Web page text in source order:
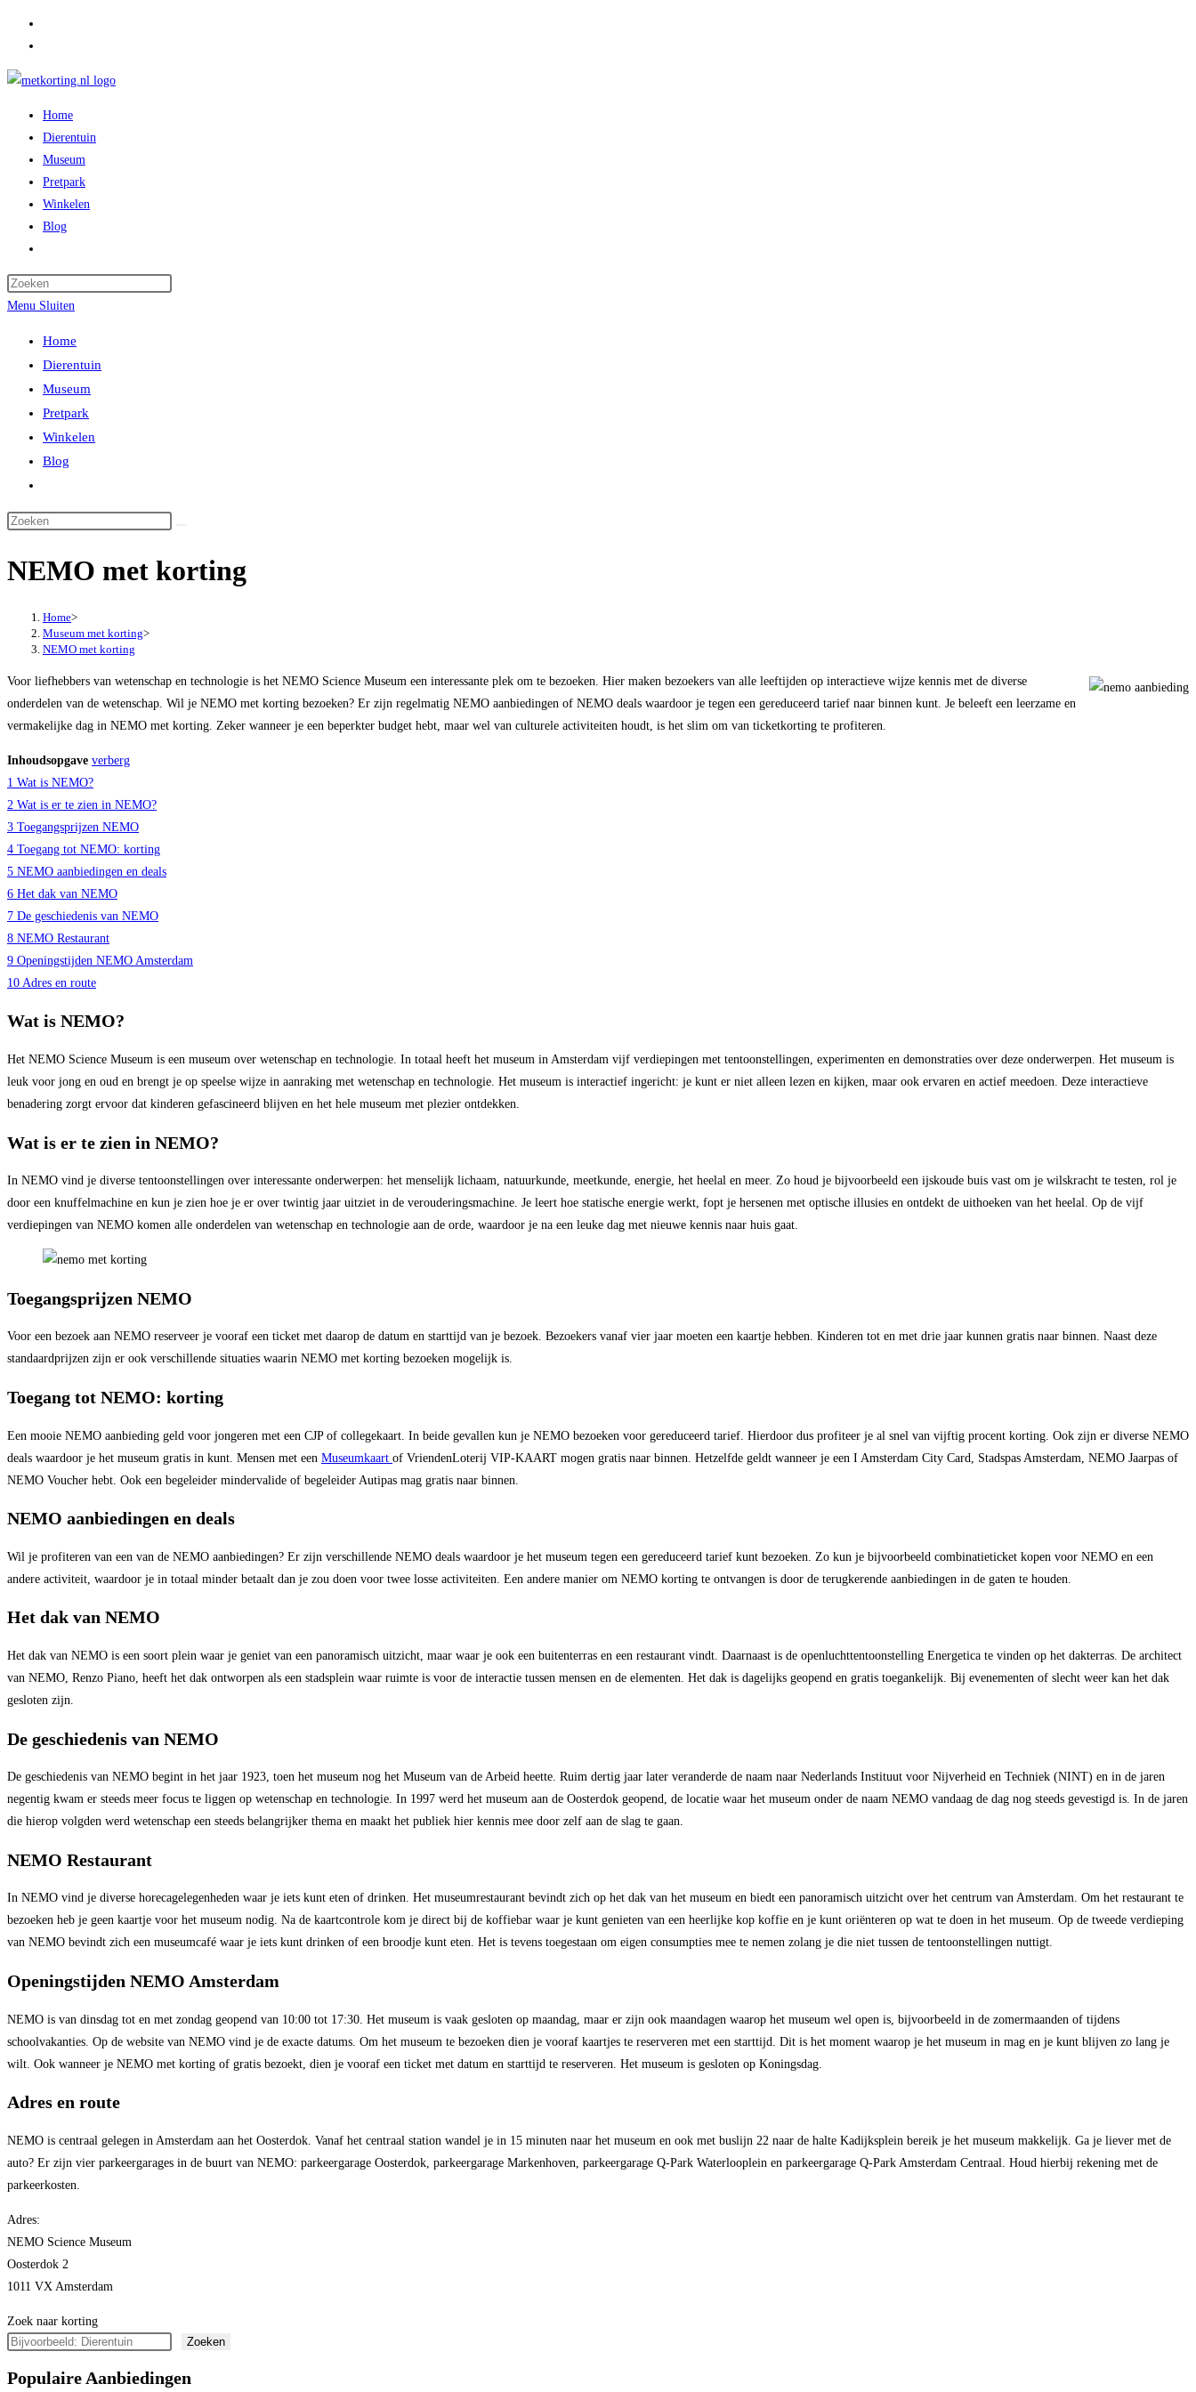
inhoud
Home
Dierentuin
Museum
Pretpark
Winkelen
Blog
zoeken
Menu Sluiten
Home
Dierentuin
Museum
Pretpark
Winkelen
Blog
zoeken
NEMO met korting
Home>
Museum met korting>
NEMO met korting
Voor liefhebbers van wetenschap en technologie is het NEMO Science Museum een interessante plek om te bezoeken. Hier maken bezoekers van alle leeftijden op interactieve wijze kennis met de diverse
onderdelen van de wetenschap. Wil je NEMO met korting bezoeken? Er zijn regelmatig NEMO aanbiedingen of NEMO deals waardoor je tegen een gereduceerd tarief naar binnen kunt. Je beleeft een leerzame en
vermakelijke dag in NEMO met korting. Zeker wanneer je een beperkter budget hebt, maar wel van culturele activiteiten houdt, is het slim om van ticketkorting te profiteren.
Inhoudsopgave verberg
1 Wat is NEMO?
2 Wat is er te zien in NEMO?
3 Toegangsprijzen NEMO
4 Toegang tot NEMO: korting
5 NEMO aanbiedingen en deals
6 Het dak van NEMO
7 De geschiedenis van NEMO
8 NEMO Restaurant
9 Openingstijden NEMO Amsterdam
10 Adres en route
Wat is NEMO?
Het NEMO Science Museum is een museum over wetenschap en technologie. In totaal heeft het museum in Amsterdam vijf verdiepingen met tentoonstellingen, experimenten en demonstraties over deze onderwerpen. Het museum is
leuk voor jong en oud en brengt je op speelse wijze in aanraking met wetenschap en technologie. Het museum is interactief ingericht: je kunt er niet alleen lezen en kijken, maar ook ervaren en actief meedoen. Deze interactieve
benadering zorgt ervoor dat kinderen gefascineerd blijven en het hele museum met plezier ontdekken.
Wat is er te zien in NEMO?
In NEMO vind je diverse tentoonstellingen over interessante onderwerpen: het menselijk lichaam, natuurkunde, meetkunde, energie, het heelal en meer. Zo houd je bijvoorbeeld een ijskoude buis vast om je wilskracht te testen, rol je
door een knuffelmachine en kun je zien hoe je er over twintig jaar uitziet in de verouderingsmachine. Je leert hoe statische energie werkt, fopt je hersenen met optische illusies en ontdekt de uithoeken van het heelal. Op de vijf
verdiepingen van NEMO komen alle onderdelen van wetenschap en technologie aan de orde, waardoor je na een leuke dag met nieuwe kennis naar huis gaat.
Toegangsprijzen NEMO
Voor een bezoek aan NEMO reserveer je vooraf een ticket met daarop de datum en starttijd van je bezoek. Bezoekers vanaf vier jaar moeten een kaartje hebben. Kinderen tot en met drie jaar kunnen gratis naar binnen. Naast deze
standaardprijzen zijn er ook verschillende situaties waarin NEMO met korting bezoeken mogelijk is.
Toegang tot NEMO: korting
Een mooie NEMO aanbieding geld voor jongeren met een CJP of collegekaart. In beide gevallen kun je NEMO bezoeken voor gereduceerd tarief. Hierdoor dus profiteer je al snel van vijftig procent korting. Ook zijn er diverse NEMO
deals waardoor je het museum gratis in kunt. Mensen met een Museumkaart of VriendenLoterij VIP-KAART mogen gratis naar binnen. Hetzelfde geldt wanneer je een I Amsterdam City Card, Stadspas Amsterdam, NEMO Jaarpas of
NEMO Voucher hebt. Ook een begeleider mindervalide of begeleider Autipas mag gratis naar binnen.
NEMO aanbiedingen en deals
Wil je profiteren van een van de NEMO aanbiedingen? Er zijn verschillende NEMO deals waardoor je het museum tegen een gereduceerd tarief kunt bezoeken. Zo kun je bijvoorbeeld combinatieticket kopen voor NEMO en een
andere activiteit, waardoor je in totaal minder betaalt dan je zou doen voor twee losse activiteiten. Een andere manier om NEMO korting te ontvangen is door de terugkerende aanbiedingen in de gaten te houden.
Het dak van NEMO
Het dak van NEMO is een soort plein waar je geniet van een panoramisch uitzicht, maar waar je ook een buitenterras en een restaurant vindt. Daarnaast is de openluchttentoonstelling Energetica te vinden op het dakterras. De architect
van NEMO, Renzo Piano, heeft het dak ontworpen als een stadsplein waar ruimte is voor de interactie tussen mensen en de elementen. Het dak is dagelijks geopend en gratis toegankelijk. Bij evenementen of slecht weer kan het dak
gesloten zijn.
De geschiedenis van NEMO
De geschiedenis van NEMO begint in het jaar 1923, toen het museum nog het Museum van de Arbeid heette. Ruim dertig jaar later veranderde de naam naar Nederlands Instituut voor Nijverheid en Techniek (NINT) en in de jaren
negentig kwam er steeds meer focus te liggen op wetenschap en technologie. In 1997 werd het museum aan de Oosterdok geopend, de locatie waar het museum onder de naam NEMO vandaag de dag nog steeds gevestigd is. In de jaren
die hierop volgden werd wetenschap een steeds belangrijker thema en maakt het publiek hier kennis mee door zelf aan de slag te gaan.
NEMO Restaurant
In NEMO vind je diverse horecagelegenheden waar je iets kunt eten of drinken. Het museumrestaurant bevindt zich op het dak van het museum en biedt een panoramisch uitzicht over het centrum van Amsterdam. Om het restaurant te
bezoeken heb je geen kaartje voor het museum nodig. Na de kaartcontrole kom je direct bij de koffiebar waar je kunt genieten van een heerlijke kop koffie en je kunt oriënteren op wat te doen in het museum. Op de tweede verdieping
van NEMO bevindt zich een museumcafé waar je iets kunt drinken of een broodje kunt eten. Het is tevens toegestaan om eigen consumpties mee te nemen zolang je die niet tussen de tentoonstellingen nuttigt.
Openingstijden NEMO Amsterdam
NEMO is van dinsdag tot en met zondag geopend van 10:00 tot 17:30. Het museum is vaak gesloten op maandag, maar er zijn ook maandagen waarop het museum wel open is, bijvoorbeeld in de zomermaanden of tijdens
schoolvakanties. Op de website van NEMO vind je de exacte datums. Om het museum te bezoeken dien je vooraf kaartjes te reserveren met een starttijd. Dit is het moment waarop je het museum in mag en je kunt blijven zo lang je
wilt. Ook wanneer je NEMO met korting of gratis bezoekt, dien je vooraf een ticket met datum en starttijd te reserveren. Het museum is gesloten op Koningsdag.
Adres en route
NEMO is centraal gelegen in Amsterdam aan het Oosterdok. Vanaf het centraal station wandel je in 15 minuten naar het museum en ook met buslijn 22 naar de halte Kadijksplein bereik je het museum makkelijk. Ga je liever met de
auto? Er zijn vier parkeergarages in de buurt van NEMO: parkeergarage Oosterdok, parkeergarage Markenhoven, parkeergarage Q-Park Waterlooplein en parkeergarage Q-Park Amsterdam Centraal. Houd hierbij rekening met de
parkeerkosten.
Adres:
NEMO Science Museum
Oosterdok 2
1011 VX Amsterdam
Zoek naar korting
Zoeken
Populaire Aanbiedingen